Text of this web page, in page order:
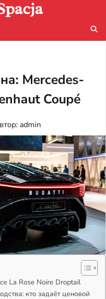
Mercedes-
Coupé
admin
La Rose Noire Droptail
кто задаёт ценовой